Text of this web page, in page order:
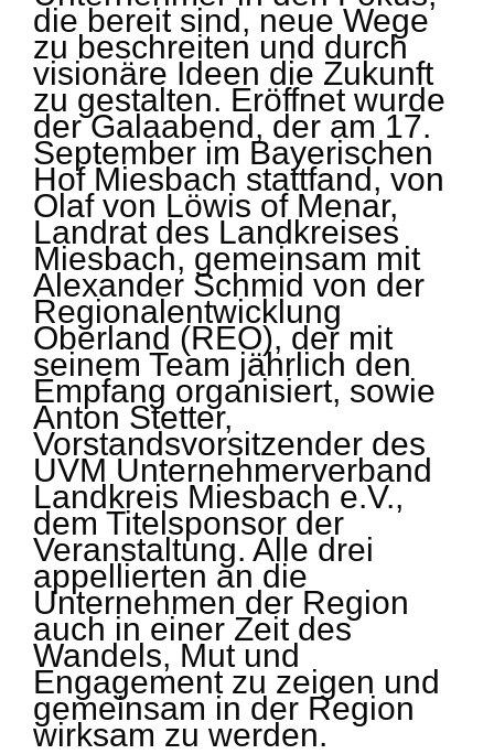
die bereit sind, neue Wege
zu beschreiten und durch
visionäre Ideen die Zukunft
zu gestalten. Eröffnet wurde
der Galaabend, der am 17.
September im Bayerischen
Hof Miesbach stattfand, von
Olaf von Löwis of Menar,
Landrat des Landkreises
Miesbach, gemeinsam mit
Alexander Schmid von der
Regionalentwicklung
Oberland (REO), der mit
seinem Team jährlich den
Empfang organisiert, sowie
Anton Stetter,
Vorstandsvorsitzender des
UVM Unternehmerverband
Landkreis Miesbach e.V.,
dem Titelsponsor der
Veranstaltung. Alle drei
appellierten an die
Unternehmen der Region
auch in einer Zeit des
Wandels, Mut und
Engagement zu zeigen und
gemeinsam in der Region
wirksam zu werden.